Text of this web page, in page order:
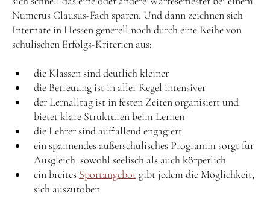
Numerus Clausus-Fach sparen. Und dann zeichnen sich
Internate in Hessen generell noch durch eine Reihe von
schulischen Erfolgs-Kriterien aus:
die Klassen sind deutlich kleiner
die Betreuung ist in aller Regel intensiver
der Lernalltag ist in festen Zeiten organisiert und
bietet klare Strukturen beim Lernen
die Lehrer sind auffallend engagiert
ein spannendes außerschulisches Programm sorgt für
Ausgleich, sowohl seelisch als auch körperlich
ein breites Sportangebot gibt jedem die Möglichkeit,
sich auszutoben